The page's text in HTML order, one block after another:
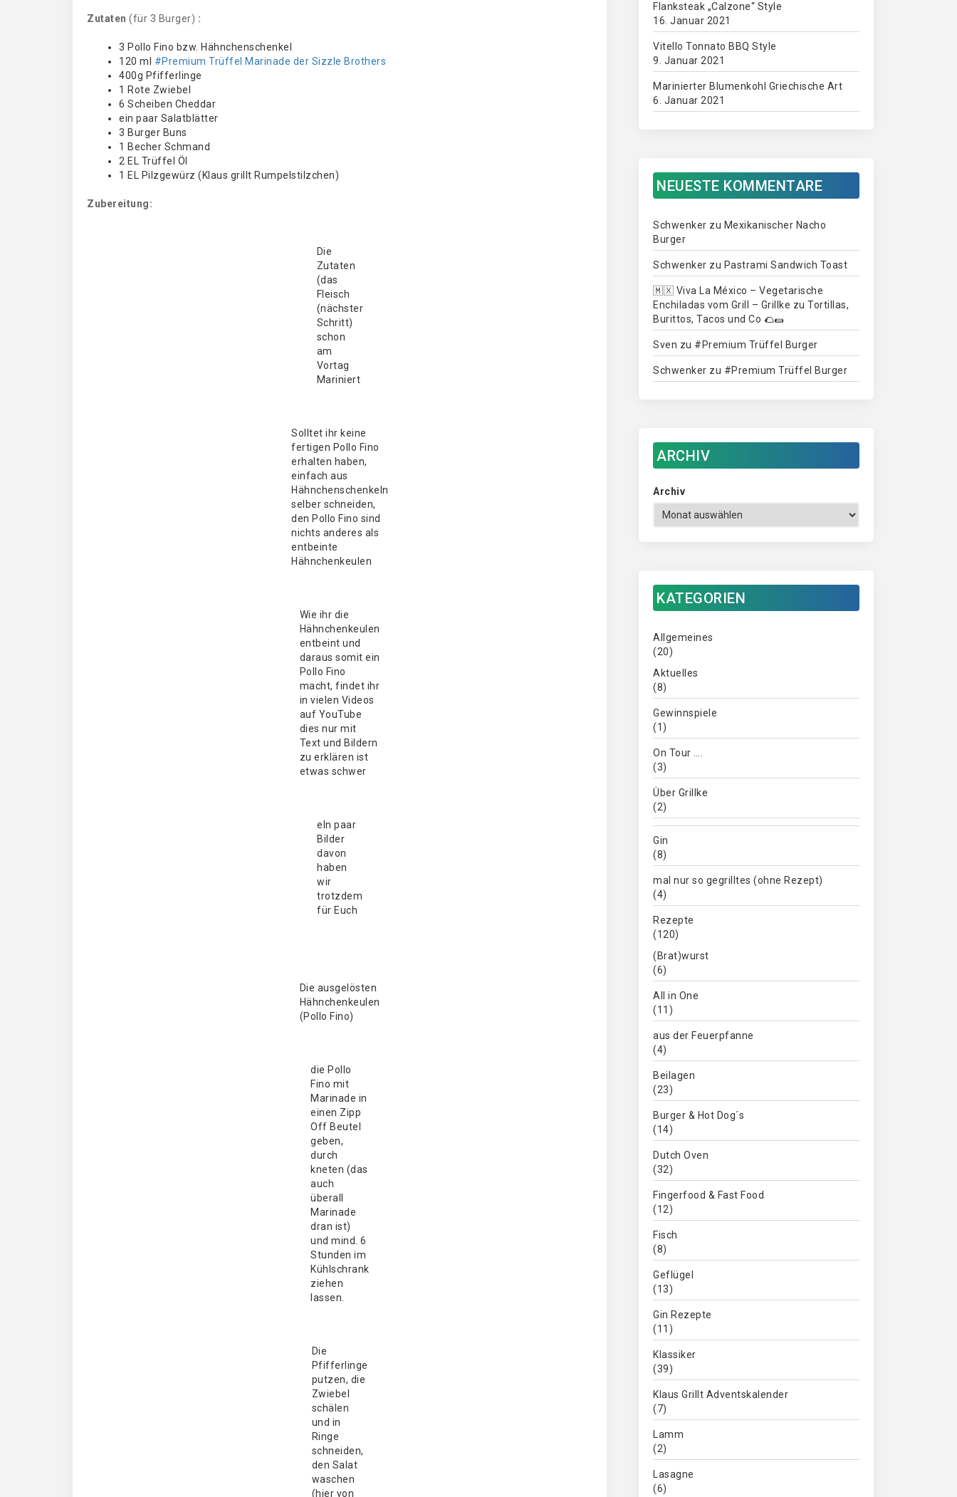
Zutaten (für 3 Burger) :
3 Pollo Fino bzw. Hähnchenschenkel
120 ml #Premium Trüffel Marinade der Sizzle Brothers
400g Pfifferlinge
1 Rote Zwiebel
6 Scheiben Cheddar
ein paar Salatblätter
3 Burger Buns
1 Becher Schmand
2 EL Trüffel Öl
1 EL Pilzgewürz (Klaus grillt Rumpelstilzchen)
Zubereitung:
Die
Zutaten
(das
Fleisch
(nächster
Schritt)
schon
am
Vortag
Mariniert
Solltet ihr keine
fertigen Pollo Fino
erhalten haben,
einfach aus
Hähnchenschenkeln
selber schneiden,
den Pollo Fino sind
nichts anderes als
entbeinte
Hähnchenkeulen
Wie ihr die
Hähnchenkeulen
entbeint und
daraus somit ein
Pollo Fino
macht, findet ihr
in vielen Videos
auf YouTube
dies nur mit
Text und Bildern
zu erklären ist
etwas schwer
eIn paar
Bilder
davon
haben
wir
trotzdem
für Euch
Die ausgelösten
Hähnchenkeulen
(Pollo Fino)
die Pollo
Fino mit
Marinade in
einen Zipp
Off Beutel
geben,
durch
kneten (das
auch
überall
Marinade
dran ist)
und mind. 6
Stunden im
Kühlschrank
ziehen
lassen.
Die
Pfifferlinge
putzen, die
Zwiebel
schälen
und in
Ringe
schneiden,
den Salat
waschen
(hier von
Flanksteak „Calzone“ Style
16. Januar 2021
Vitello Tonnato BBQ Style
9. Januar 2021
Marinierter Blumenkohl Griechische Art
6. Januar 2021
NEUESTE KOMMENTARE
Schwenker zu Mexikanischer Nacho
Burger
Schwenker zu Pastrami Sandwich Toast
🇲🇽 Viva La México – Vegetarische
Enchiladas vom Grill – Grillke zu Tortillas,
Burittos, Tacos und Co 🌮🌯
Sven zu #Premium Trüffel Burger
Schwenker zu #Premium Trüffel Burger
ARCHIV
Archiv
KATEGORIEN
Allgemeines
(20)
Aktuelles
(8)
Gewinnspiele
(1)
On Tour ….
(3)
Über Grillke
(2)
Gin
(8)
mal nur so gegrilltes (ohne Rezept)
(4)
Rezepte
(120)
(Brat)wurst
(6)
All in One
(11)
aus der Feuerpfanne
(4)
Beilagen
(23)
Burger & Hot Dog´s
(14)
Dutch Oven
(32)
Fingerfood & Fast Food
(12)
Fisch
(8)
Geflügel
(13)
Gin Rezepte
(11)
Klassiker
(39)
Klaus Grillt Adventskalender
(7)
Lamm
(2)
Lasagne
(6)